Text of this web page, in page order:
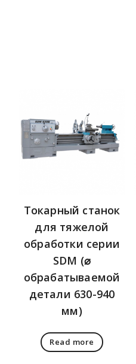
Токарный станок
для тяжелой
обработки серии
SDM (⌀
обрабатываемой
детали 630-940
мм)
Read more